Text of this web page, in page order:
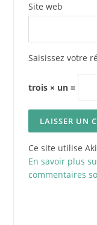
Site web
Saisissez votre
trois × un =
Ce site utilise
En savoir plus
commentaires